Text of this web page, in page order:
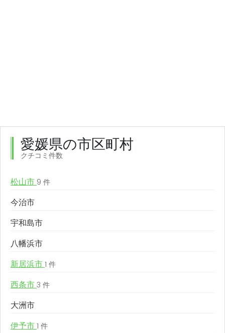
愛媛県の市区町村
クチコミ件数
松山市 9 件
今治市
宇和島市
八幡浜市
新居浜市 1 件
西条市 3 件
大洲市
伊予市 1 件